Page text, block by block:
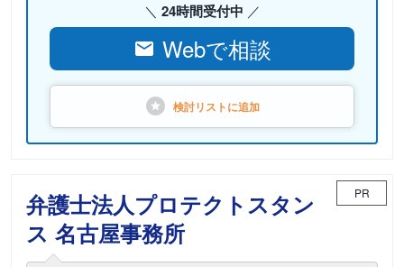
24時間受付中
Webで相談
検討リストに追加
弁護士法人プロテクトスタン
ス 名古屋事務所
PR